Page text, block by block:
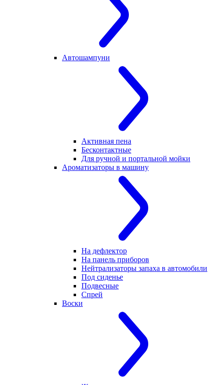
Автошампуни
Активная пена
Бесконтактные
Для ручной и портальной мойки
Ароматизаторы в машину
На дефлектор
На панель приборов
Нейтрализаторы запаха в автомобили
Под сиденье
Подвесные
Спрей
Воски